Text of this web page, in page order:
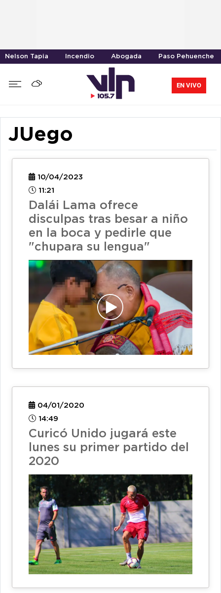
Nelson Tapia Incendio Abogada Paso Pehuenche
EN VIVO
JUego
10/04/2023
11:21
Dalái Lama ofrece
disculpas tras besar a niño
en la boca y pedirle que
"chupara su lengua"
04/01/2020
14:49
Curicó Unido jugará este
lunes su primer partido del
2020